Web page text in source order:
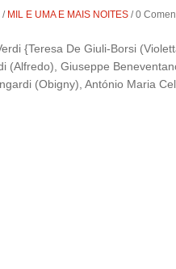
/ MIL E UMA E MAIS NOITES /0
{Teresa De Giuli-Borsi
(Alfredo), Giuseppe
(Obigny), António Maria